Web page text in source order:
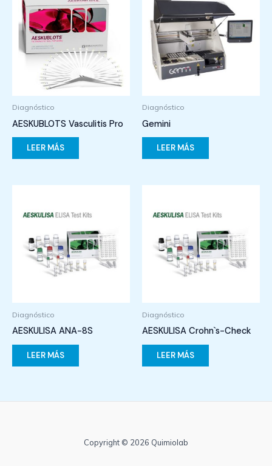
Diagnóstico
AESKUBLOTS Vasculitis Pro
LEER MÁS
Diagnóstico
Gemini
LEER MÁS
Diagnóstico
AESKULISA ANA-8S
LEER MÁS
Diagnóstico
AESKULISA Crohn`s-Check
LEER MÁS
Copyright © 2026 Quimiolab